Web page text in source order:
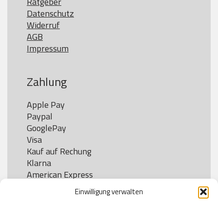
Einwilligung verwalten
Datenschutz
Widerruf
AGB
Impressum
Zahlung
Apple Pay
Paypal
GooglePay
Visa
Kauf auf Rechung
Klarna
American Express